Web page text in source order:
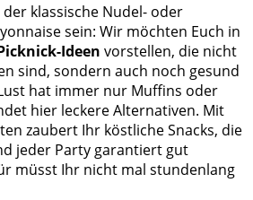
klassische Nudel- oder
sein: Wir möchten Euch in
Ideen vorstellen, die nicht
sind, sondern auch noch gesund
hat immer nur Muffins oder
hier leckere Alternativen. Mit
zaubert Ihr köstliche Snacks, die
jeder Party garantiert gut
müsst Ihr nicht mal stundenlang